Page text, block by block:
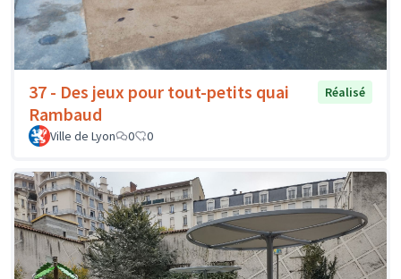
37 - Des jeux pour tout-petits quai
Rambaud
Réalisé
Ville de Lyon 0 0